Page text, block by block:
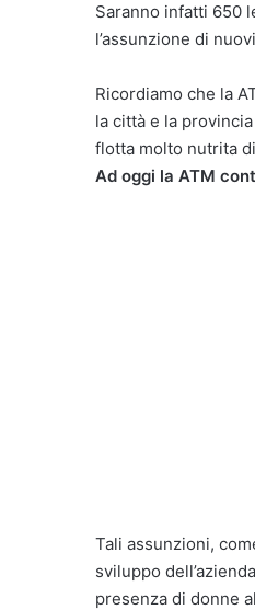
Saranno infatti 650
l’assunzione di
Ricordiamo che la
la città e la
flotta molto nutrita
Ad oggi la ATM
Tali assunzioni,
sviluppo
presenza di donne